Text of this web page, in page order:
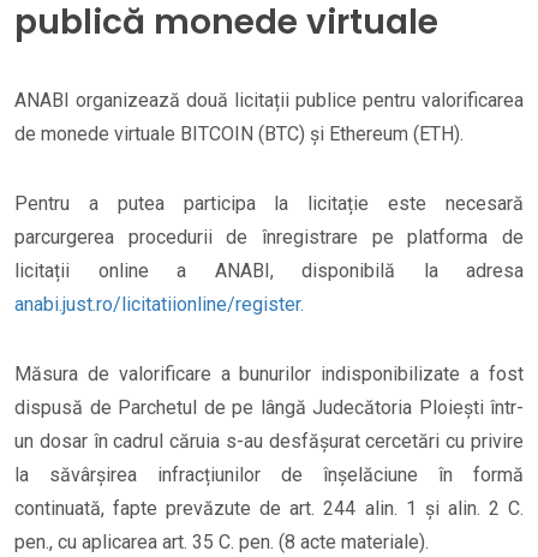
publică monede virtuale
ANABI organizează două licitații publice pentru valorificarea
de monede virtuale BITCOIN (BTC) și Ethereum (ETH).
Pentru a putea participa la licitație este necesară
parcurgerea procedurii de înregistrare pe platforma de
licitații online a ANABI, disponibilă la adresa
anabi.just.ro/licitatiionline/register.
Măsura de valorificare a bunurilor indisponibilizate a fost
dispusă de Parchetul de pe lângă Judecătoria Ploiești într-
un dosar în cadrul căruia s-au desfășurat cercetări cu privire
la săvârșirea infracțiunilor de înșelăciune în formă
continuată, fapte prevăzute de art. 244 alin. 1 și alin. 2 C.
pen., cu aplicarea art. 35 C. pen. (8 acte materiale).